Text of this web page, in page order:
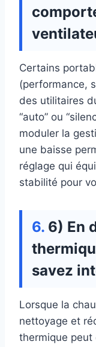
Certains
(performance,
des utilitaires
“auto” ou
moduler la
une baisse
réglage qui
stabilité pour
6) En
savez
Lorsque la
nettoyage et
thermique peut